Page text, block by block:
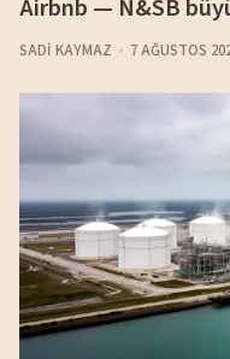
Airbnb — N&SB
SADI KAYMAZ 7 AĞUSTOS